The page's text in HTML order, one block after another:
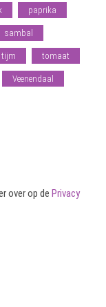
paprika
sambal
tijm tomaat
Veenendaal
over op dePrivacy